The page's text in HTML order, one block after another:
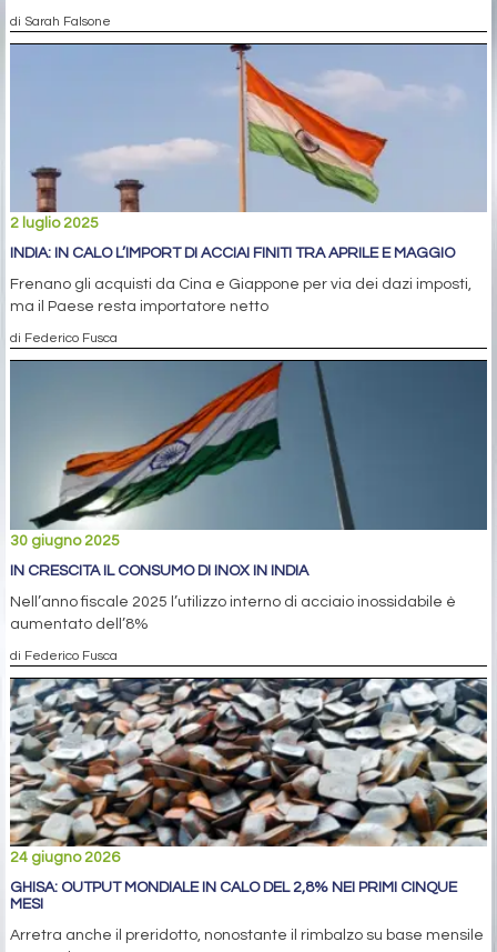
di Sarah Falsone
2 luglio 2025
INDIA: IN CALO L’IMPORT DI ACCIAI FINITI TRA APRILE E MAGGIO
Frenano gli acquisti da Cina e Giappone per via dei dazi imposti,
ma il Paese resta importatore netto
di Federico Fusca
30 giugno 2025
IN CRESCITA IL CONSUMO DI INOX IN INDIA
Nell’anno fiscale 2025 l’utilizzo interno di acciaio inossidabile è
aumentato dell’8%
di Federico Fusca
24 giugno 2026
GHISA: OUTPUT MONDIALE IN CALO DEL 2,8% NEI PRIMI CINQUE
MESI
Arretra anche il preridotto, nonostante il rimbalzo su base mensile